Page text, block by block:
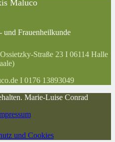
Maluco
und Frauenheilkunde
Straße 23 I 06114 Halle
I 0176 13893049
Marie-Luise Conrad
und Cookies